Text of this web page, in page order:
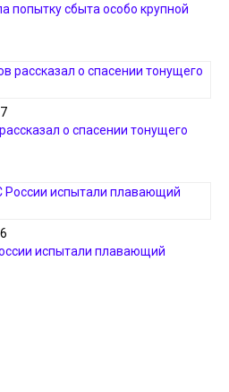
попытку сбыта особо крупной
о спасении тонущего
испытали плавающий